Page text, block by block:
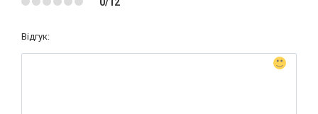
Відгук: